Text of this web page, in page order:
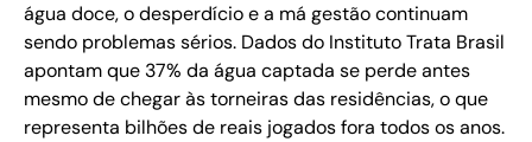
água doce, o desperdício e a má gestão continuam
sendo problemas sérios. Dados do Instituto Trata Brasil
apontam que 37% da água captada se perde antes
mesmo de chegar às torneiras das residências, o que
representa bilhões de reais jogados fora todos os anos.